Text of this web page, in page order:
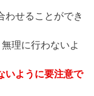
わせることができ
理に行わないよ
いように要注意で